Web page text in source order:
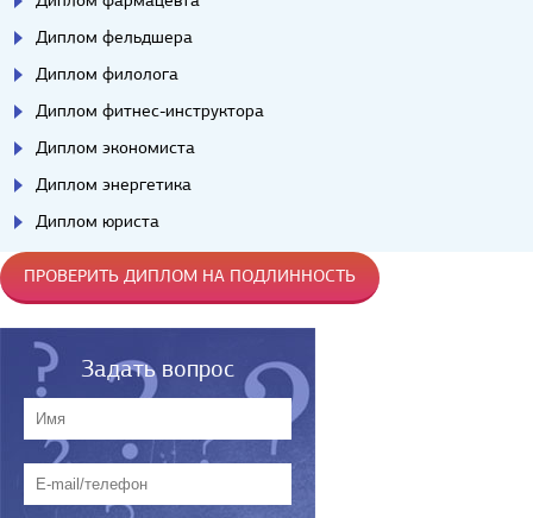
Диплом фельдшера
Диплом филолога
Диплом фитнес-инструктора
Диплом экономиста
Диплом энергетика
Диплом юриста
ПРОВЕРИТЬ ДИПЛОМ НА ПОДЛИННОСТЬ
Задать вопрос